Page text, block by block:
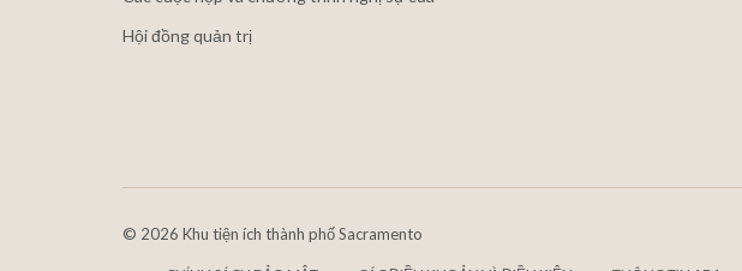
Hội đồng quản trị
© 2026 Khu tiện ích thành phố Sacramento